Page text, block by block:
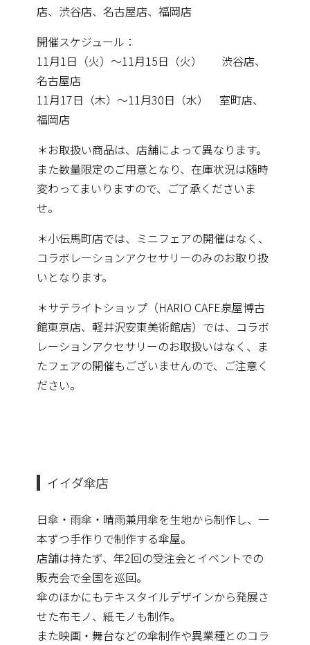
店、渋谷店、名古屋店、福岡店
開催スケジュール：
11月1日（火）～11月15日（火） 渋谷店、
名古屋店
11月17日（木）～11月30日（水） 室町店、
福岡店
＊お取扱い商品は、店舗によって異なります。
また数量限定のご用意となり、在庫状況は随時
変わってまいりますので、ご了承くださいま
せ。
＊小伝馬町店では、ミニフェアの開催はなく、
コラボレーションアクセサリーのみのお取り扱
いとなります。
＊サテライトショップ（HARIO CAFE泉屋博古
館東京店、軽井沢安東美術館店）では、コラボ
レーションアクセサリーのお取扱いはなく、ま
たフェアの開催もございませんので、ご注意く
ださい。
イイダ傘店
日傘・雨傘・晴雨兼用傘を生地から制作し、一
本ずつ手作りで制作する傘屋。
店舗は持たず、年2回の受注会とイベントでの
販売会で全国を巡回。
傘のほかにもテキスタイルデザインから発展さ
せた布モノ、紙モノも制作。
また映画・舞台などの傘制作や異業種とのコラ